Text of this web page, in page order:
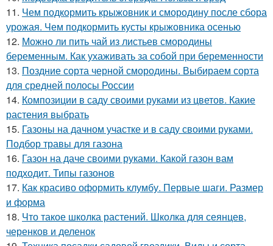
11. Чем подкормить крыжовник и смородину после сбора
урожая. Чем подкормить кусты крыжовника осенью
12. Можно ли пить чай из листьев смородины
беременным. Как ухаживать за собой при беременности
13. Поздние сорта черной смородины. Выбираем сорта
для средней полосы России
14. Композиции в саду своими руками из цветов. Какие
растения выбрать
15. Газоны на дачном участке и в саду своими руками.
Подбор травы для газона
16. Газон на даче своими руками. Какой газон вам
подходит. Типы газонов
17. Как красиво оформить клумбу. Первые шаги. Размер
и форма
18. Что такое школка растений. Школка для сеянцев,
черенков и деленок